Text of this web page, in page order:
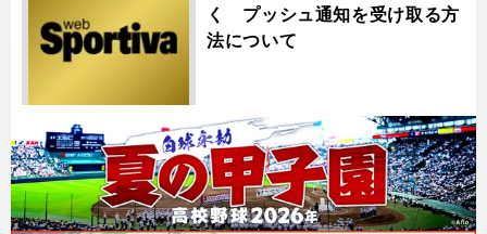
く プッシュ通知を受け取る方
法について